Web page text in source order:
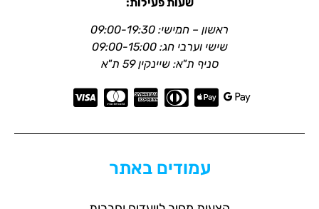
ראשון – חמישי: 09:00-19:30
שישי וערבי חג: 09:00-15:00
סניף ת"א: שיינקין 59 ת"א
עמודים באתר